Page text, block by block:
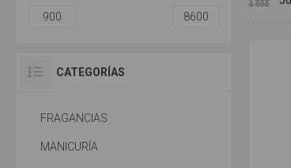
900 8600
CATEGORÍAS
FRAGANCIAS
MANICURÍA